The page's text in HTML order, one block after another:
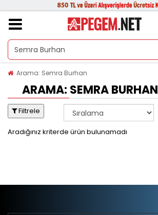
Arama: Semra Burhan
ARAMA: SEMRA BURHAN
Filtrele
Aradığınız kriterde ürün bulunamadı